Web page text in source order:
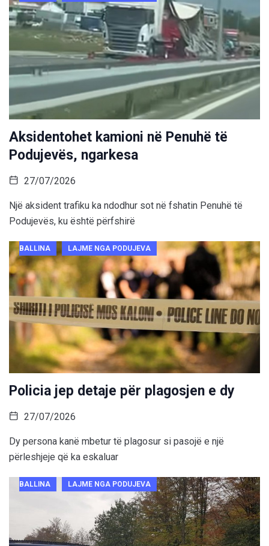
Aksidentohet kamioni në Penuhë të
Podujevës, ngarkesa
27/07/2026
Një aksident trafiku ka ndodhur sot në fshatin Penuhë të
Podujevës, ku është përfshirë
BALLINA LAJME NGA PODUJEVA
Policia jep detaje për plagosjen e dy
27/07/2026
Dy persona kanë mbetur të plagosur si pasojë e një
përleshjeje që ka eskaluar
BALLINA LAJME NGA PODUJEVA